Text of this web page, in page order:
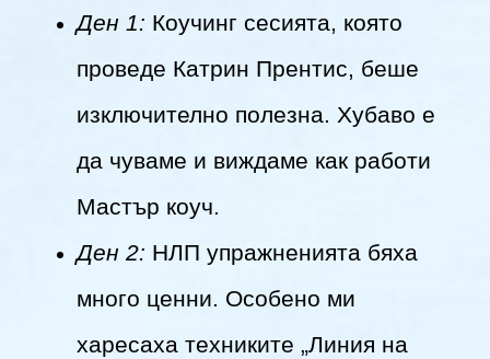
Ден 1: Коучинг сесията, която
проведе Катрин Прентис, беше
изключително полезна. Хубаво е
да чуваме и виждаме как работи
Мастър коуч.
Ден 2: НЛП упражненията бяха
много ценни. Особено ми
харесаха техниките „Линия на